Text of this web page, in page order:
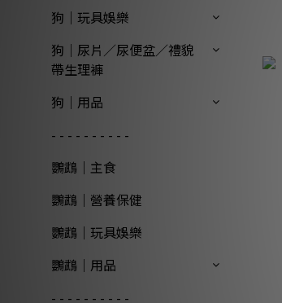
狗｜玩具娛樂
狗｜尿片／尿便盆／禮貌
帶生理褲
狗｜用品
- - - - - - - - - -
鸚鵡｜主食
鸚鵡｜營養保健
鸚鵡｜玩具娛樂
鸚鵡｜用品
- - - - - - - - - -